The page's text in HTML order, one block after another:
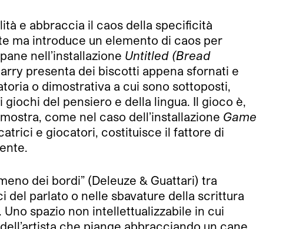
e abbraccia il caos della specificità
ma introduce un elemento di caos per
nell’installazione Untitled (Bread
presenta dei biscotti appena sfornati e
o dimostrativa a cui sono sottoposti,
del pensiero e della lingua. Il gioco è,
come nel caso dell’installazione Game
e giocatori, costituisce il fattore di
dei bordi” (Deleuze & Guattari) tra
parlato o nelle sbavature della scrittura
spazio non intellettualizzabile in cui